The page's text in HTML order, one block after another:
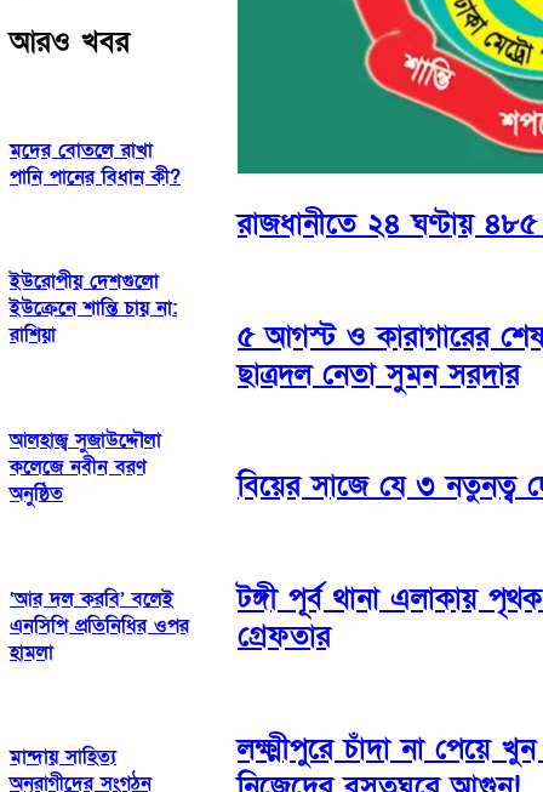
আরও খবর
মদের বোতলে রাখা
পানি পানের বিধান কী?
ইউরোপীয় দেশগুলো
ইউক্রেনে শান্তি চায় না:
রাশিয়া
আলহাজ্ব সুজাউদ্দৌলা
কলেজে নবীন বরণ
অনুষ্ঠিত
‘আর দল করবি’ বলেই
এনসিপি প্রতিনিধির ওপর
হামলা
মান্দায় সাহিত্য
অনুরাগীদের সংগঠন
রাজধানীতে ২৪ ঘণ্টায় ৪৮৫
৫ আগস্ট ও কারাগারের
ছাত্রদল নেতা সুমন সরদার
বিয়ের সাজে যে ৩ নতুনত্ব
টঙ্গী পূর্ব থানা এলাকায়
গ্রেফতার
লক্ষ্মীপুরে চাঁদা না পেয়ে